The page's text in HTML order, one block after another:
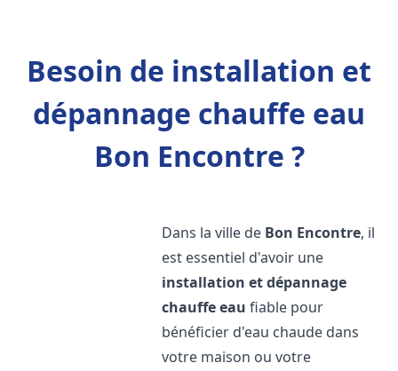
Besoin de installation et
dépannage chauffe eau
Bon Encontre ?
Dans la ville de Bon Encontre, il
est essentiel d'avoir une
installation et dépannage
chauffe eau fiable pour
bénéficier d'eau chaude dans
votre maison ou votre